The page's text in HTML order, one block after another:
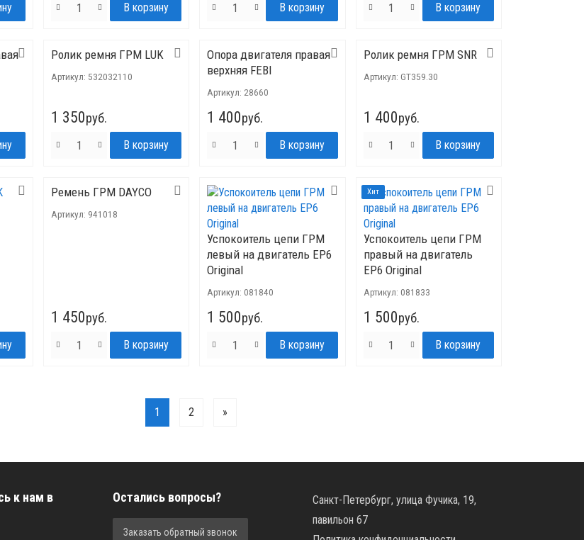
Ролик ремня ГРМ LUK
Артикул: 532032110
1 350руб.
Опора двигателя правая
верхняя FEBI
Артикул: 28660
1 400руб.
Ролик ремня ГРМ SNR
Артикул: GT359.30
1 400руб.
Ремень ГРМ DAYCO
Артикул: 941018
1 450руб.
Успокоитель цепи ГРМ
левый на двигатель EP6
Original
Артикул:081840
1 500руб.
Хит
Успокоитель цепи ГРМ
правый на двигатель
EP6 Original
Артикул: 081833
1 500руб.
1 2 »
к нам в
Остались вопросы?
Заказать обратный звонок
Санкт-Петербург, улица Фучика, 19,
павильон 67